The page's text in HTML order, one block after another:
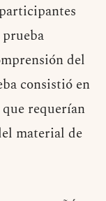
del
consistió en
requerían
material de